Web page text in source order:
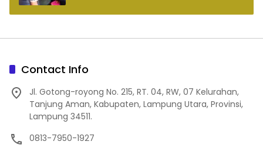
Contact Info
Jl. Gotong-royong No. 215, RT. 04, RW, 07 Kelurahan,
Tanjung Aman, Kabupaten, Lampung Utara, Provinsi,
Lampung 34511.
0813-7950-1927